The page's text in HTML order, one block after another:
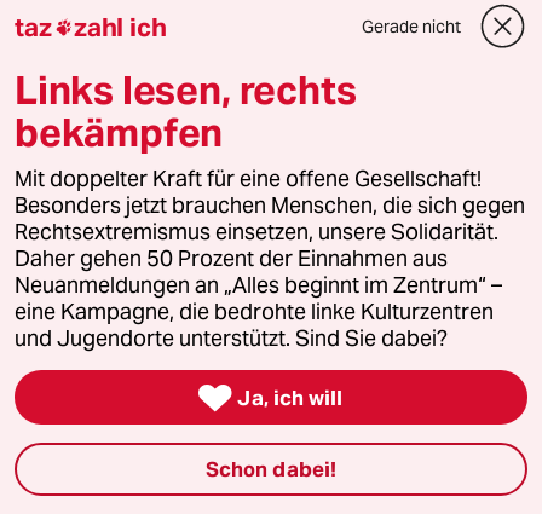
Freie Rede
reingehen
Newsletter
team zukunft
taz frisch
taz zahl ich
taz lab Infobrief
taz zahl ich Gerade nicht
Links lesen, rechts
bekämpfen
Mit doppelter Kraft für eine offene Gesellschaft!
Besonders jetzt brauchen Menschen, die sich gegen
Rechtsextremismus einsetzen, unsere Solidarität.
Daher gehen 50 Prozent der Einnahmen aus
Neuanmeldungen an „Alles beginnt im Zentrum“ –
eine Kampagne, die bedrohte linke Kulturzentren
und Jugendorte unterstützt. Sind Sie dabei?
 Ja, ich will
Schon dabei!